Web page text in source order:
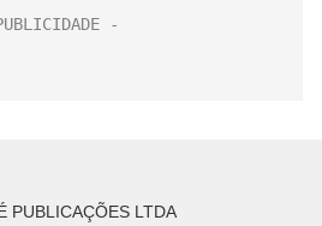
PUBLICAÇÕES LTDA